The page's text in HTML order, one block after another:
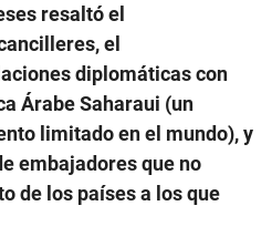
resaltó el
el
diplomáticas con
Árabe Saharaui (un
limitado en el mundo), y
embajadores que no
de los países a los que